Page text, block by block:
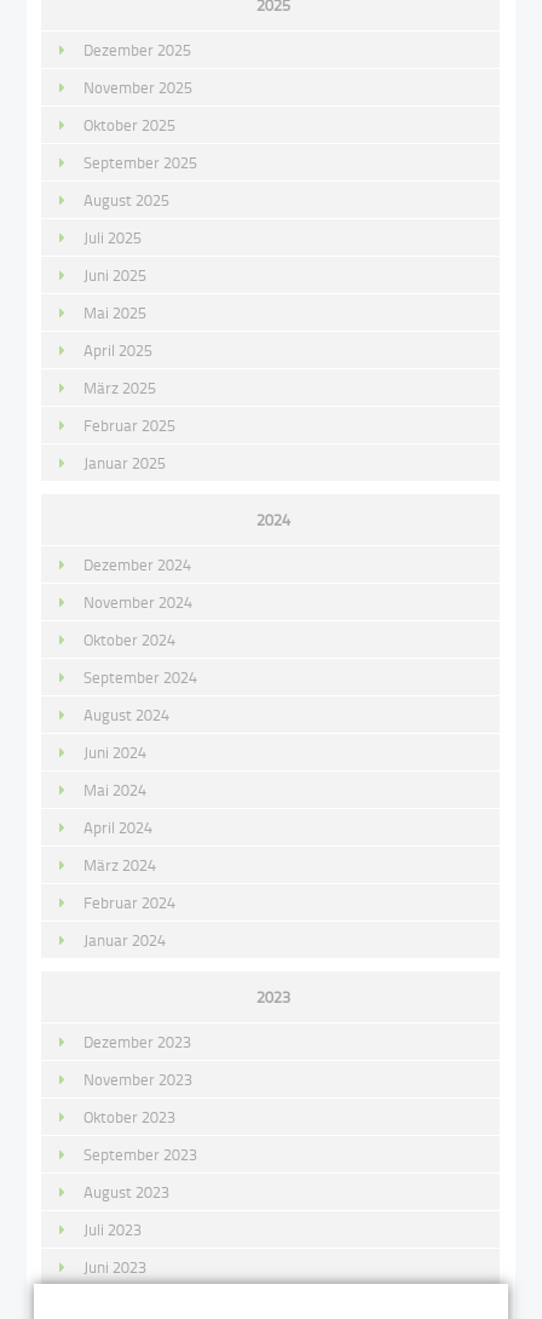
2025
Dezember 2025
November 2025
Oktober 2025
September 2025
August 2025
Juli 2025
Juni 2025
Mai 2025
April 2025
März 2025
Februar 2025
Januar 2025
2024
Dezember 2024
November 2024
Oktober 2024
September 2024
August 2024
Juni 2024
Mai 2024
April 2024
März 2024
Februar 2024
Januar 2024
2023
Dezember 2023
November 2023
Oktober 2023
September 2023
August 2023
Juli 2023
Juni 2023